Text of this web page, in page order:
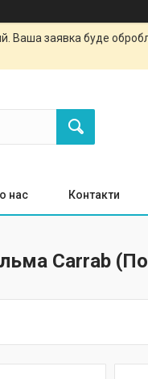
Ваша заявка буде
нас Контакти
Carrab